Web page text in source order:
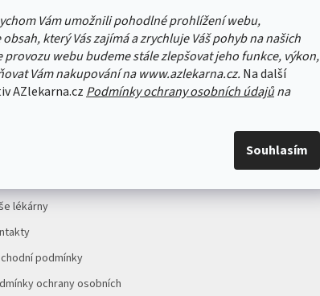
Vám umožnili pohodlné prohlížení webu,
který Vás zajímá a zrychluje Váš pohyb na našich
provozu webu budeme stále zlepšovat jeho funkce, výkon,
Vám nakupování na www.azlekarna.cz. Na další
AZlekarna.cz Podmínky ochrany osobních údajůna
Souhlasím
lékárny
podmínky
ochrany osobních